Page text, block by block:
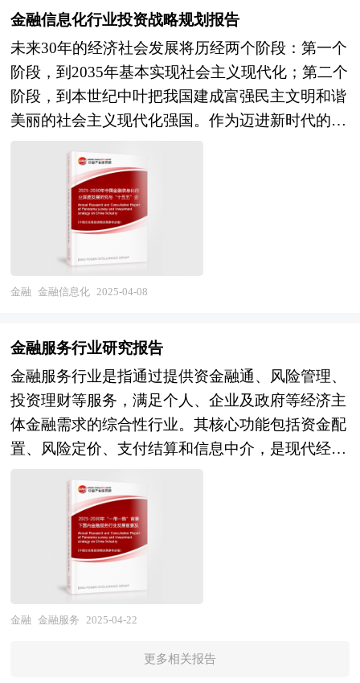
环境，监管政策的调整和变化对金融机构的业务运
营和投资活动产生重要影响，金融机构需要时刻关
注监管动态，确保合规经营，这增加了行业的运营
成本和管理难度。此外，金融投资行业的人才需求
与供给也存在一定的矛盾。金融投资需要具备专业
长的时间和较高的成本，而人才的流动又相对频
繁，这对金融机构的人才管理提出了更高的要求。
本研究咨询报告由中研普华咨询公司领衔撰写，在
大量周密的市场调研基础上，主要依据了国家统计
局、国家商务部、国家发改委、国家经济信息中
心、国务院发展研究中心、全国商业信息中心、中
等公布和提供的大量资料。对金融投资行业作了详
尽深入的分析，是企业进行市场研究工作时不可或
缺的重要参考资料，同时也可作为金融机构进行信
贷分析、证券分析、投资分析等研究工作时的参考
依据。
供的大量资料。对我国重庆市金融科技行业作了详
尽深入的分析，是企业进行市场研究工作时不可或
缺的重要参考资料，同时也可作为金融机构进行信
贷分析、证券分析、投资分析等研究工作时的参考
依据。
化投资，主权基金能够有效分散风险，减少对单一
经济领域的依赖，增强国家经济的抗风险能力。其
次，主权基金在促进北美地区基础设施建设与产业
发展方面发挥着关键作用。其投资资金可以用于支
持大型基础设施项目、新兴产业的孵化与成长，推
竞争力。最后，主权基金行业的发展还为北美金融
市场注入了活力，促进了金融市场的国际化与多元
化。它吸引了全球范围内的投资者与金融机构参与
北美金融市场，提升了市场的流动性和资源配置效
率，进一步巩固了北美地区在全球金融体系中的核
心地位。 本研究咨询报告由中研普华咨询公司领
业研究单位等公布和提供的大量资料。对北美主权
基金行业作了详尽深入的分析，是企业进行市场研
究工作时不可或缺的重要参考资料，同时也可作为
金融机构进行信贷分析、证券分析、投资分析等研
究工作时的参考依据。
金融的发展趋势包括以下几个方面： 技术赋能：
等技术赋能，提升金融服务效率和风险管理能力。
政策支持：国家层面高度重视数字金融的发展，将
其纳入国家战略并写入中央文件，推动其高质量发
展。 多领域融合：数字金融与科技金融、绿色金
融、普惠金融、养老金融等领域的协同发展，形成
良好的发展局面。 未来，数字金融将继续深化应
用，推动金融体系的全面数字化转型。到2027年，
我国将基本建成与数字经济发展高度适配的金融体
系，形成数字金融和科技金融、绿色金融、普惠金
融、养老金融协同发展的良好局面。数字金融的发
展将进一步促进经济和金融的良性循环，为实体经
研究咨询报告由中研普华咨询公司领衔撰写，在大
量周密的市场调研基础上，主要依据了国家统计
局、国家商务部、国家发改委、国家经济信息中
心、国务院发展研究中心、国家海关总署、全国商
业信息中心、中国经济景气监测中心、中国行业研
字金融行业研究单位等公布和提供的大量资料。报
告对我国数字金融行业的供需状况、发展现状、子
行业发展变化等进行了分析，重点分析了国内外数
字金融行业的发展现状、如何面对行业的发展挑
战、行业的发展建议、行业竞争力，以及行业的投
资分析和趋势预测等等。报告还综合了数字金融行
建议和具体解决办法。报告对于数字金融产品生产
金融信息化行业投资战略规划报告
未来30年的经济社会发展将历经两个阶段：第一个
阶段，到2035年基本实现社会主义现代化；第二个
阶段，到本世纪中叶把我国建成富强民主文明和谐
美丽的社会主义现代化强国。作为迈进新时代的第
一个五年规划，“十四五”规划将开启未来30年经济
社会发展的新征程。“十四五”规划是迈进新时代的
第一个五年规划，是未来30年中国经济发展的新起
点。本次十九届五中全会上，不同于以往五年规划
建议单独的提出与审议，“十四五”规划的建议与
2035年远景目标的建议一并被提出，足见“十四
五”规划不仅是过往五年规划的延续，还将进一步
规划是国家对经济社会发展的顶层设计，也是一种
（计划）最多的国家。“十四五”时期是我国经济社
会发展的重要历史性窗口期，是全面完成小康社会
建设战略目标，向全面实现社会主义现代化迈进承
上启下的关键时期，做好“十四五”规划编制工作意
义重大、影响深远。中研普华产业研究院在对“十
四五”以来社会经济发展形势和政策带动的发展成
果作进一步研究，对“十四五”时期金融信息化行业
发展的问题和难题做深入分析，并从2020年开始全
面跟进相关规划的制定和研究工作，为金融信息化
行业规划指导目标和金融信息化发展方向提供有建
设性的建议，为金融信息化行业发展提供准确的市
场分析内容和研究成果。 中研普华通过对金融信
金融 金融信息化 2025-04-08
金融服务行业研究报告
金融服务行业是指通过提供资金融通、风险管理、
投资理财等服务，满足个人、企业及政府等经济主
体金融需求的综合性行业。其核心功能包括资金配
置、风险定价、支付结算和信息中介，是现代经济
运行的核心支柱。 在全球化格局深度重构与“一带
一路”倡议纵深推进的双重背景下，中国金融服务
行业正面临历史性战略机遇与系统性变革挑战。作
为全球经贸合作的核心支撑，金融服务的国际化、
数字化与普惠化能力，已成为推动共建国家产业链
协同、资本融通与风险共担的关键纽带。 本研究
基于中研普华深耕产业咨询二十余年的方法论积
内金融机构在跨境服务、绿色金融、数字基建等领
金融 金融服务 2025-04-22
更多相关报告